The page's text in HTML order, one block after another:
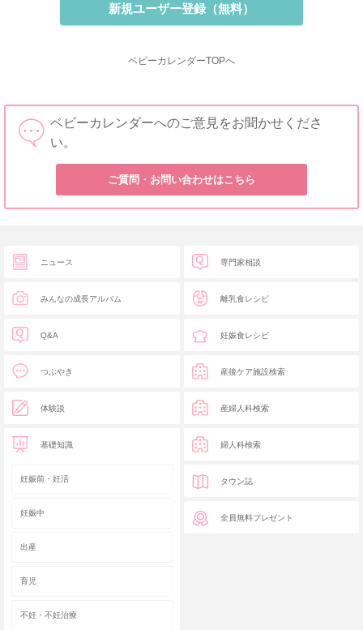
新規ユーザー登録（無料）
ベビーカレンダーTOPへ
ベビーカレンダーへのご意見をお聞かせくださ
い。
ご質問・お問い合わせはこちら
ニュース
みんなの成長アルバム
Q&A
つぶやき
体験談
基礎知識
妊娠前・妊活
妊娠中
出産
育児
不妊・不妊治療
専門家相談
離乳食レシピ
妊娠食レシピ
産後ケア施設検索
産婦人科検索
婦人科検索
タウン誌
全員無料プレゼント